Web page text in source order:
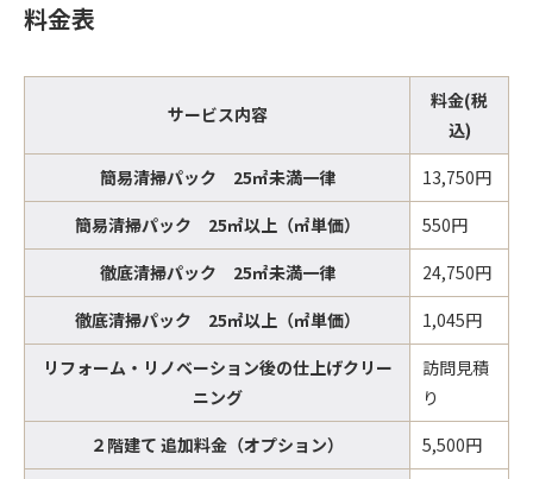
料金表
サービス内容
料金(税
込)
簡易清掃パック 25㎡未満一律
13,750円
簡易清掃パック 25㎡以上（㎡単価）
550円
徹底清掃パック 25㎡未満一律
24,750円
徹底清掃パック 25㎡以上（㎡単価）
1,045円
リフォーム・リノベーション後の仕上げクリー
ニング
訪問見積
り
２階建て 追加料金（オプション）
5,500円